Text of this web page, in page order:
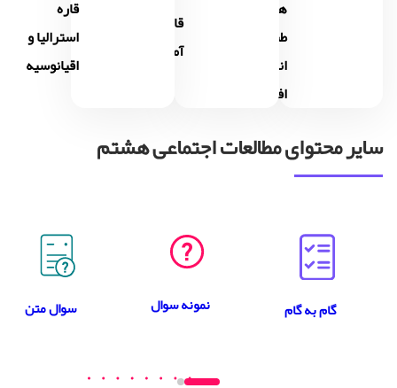
های
طبیعی و
انسانی
افریقا
قارهٔ
آمریکا
قارهٔ
استرالیا و
اقیانوسیه
سایر محتوای مطالعات اجتماعی هشتم
گام به گام نمونه سوال سوال متن